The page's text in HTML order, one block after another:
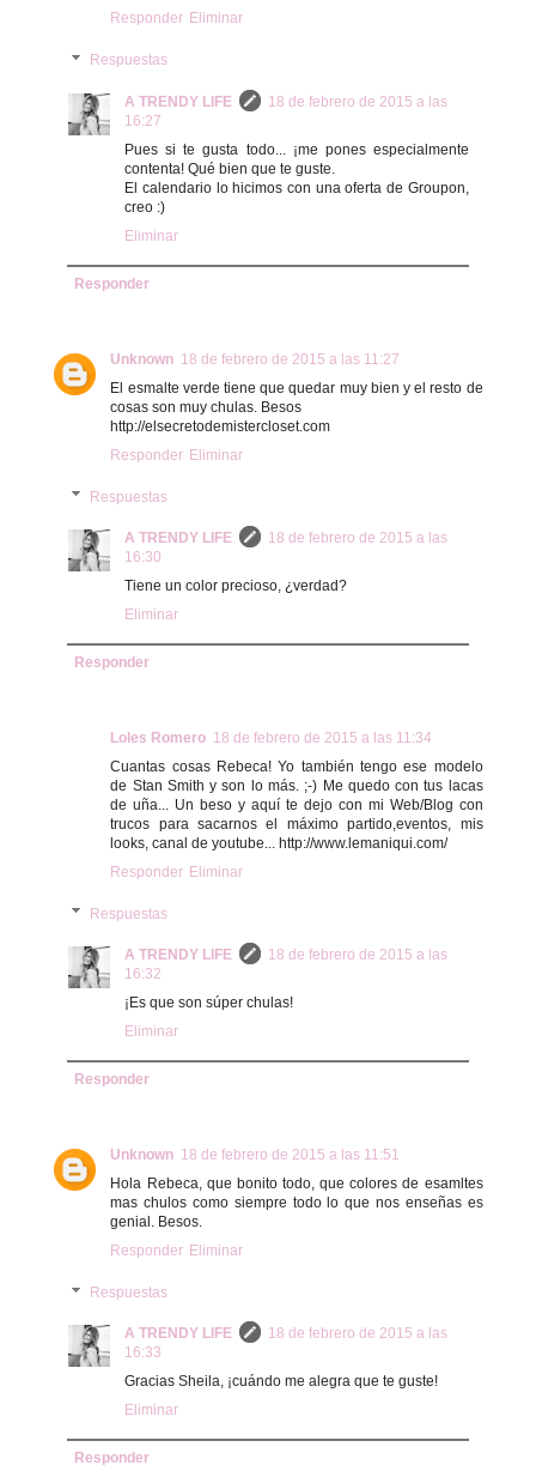
Responder Eliminar
Respuestas
A TRENDY LIFE
18 de febrero de 2015 a las
16:27
Pues si te gusta todo... ¡me pones especialmente
contenta! Qué bien que te guste.
El calendario lo hicimos con una oferta de Groupon,
creo :)
Eliminar
Responder
Unknown 18 de febrero de 2015 a las 11:27
El esmalte verde tiene que quedar muy bien y el resto de
cosas son muy chulas. Besos
http://elsecretodemistercloset.com
Responder Eliminar
Respuestas
A TRENDY LIFE
18 de febrero de 2015 a las
16:30
Tiene un color precioso, ¿verdad?
Eliminar
Responder
Loles Romero 18 de febrero de 2015 a las 11:34
Cuantas cosas Rebeca! Yo también tengo ese modelo
de Stan Smith y son lo más. ;-) Me quedo con tus lacas
de uña... Un beso y aquí te dejo con mi Web/Blog con
trucos para sacarnos el máximo partido,eventos, mis
looks, canal de youtube... http://www.lemaniqui.com/
Responder Eliminar
Respuestas
A TRENDY LIFE
18 de febrero de 2015 a las
16:32
¡Es que son súper chulas!
Eliminar
Responder
Unknown 18 de febrero de 2015 a las 11:51
Hola Rebeca, que bonito todo, que colores de esamltes
mas chulos como siempre todo lo que nos enseñas es
genial. Besos.
Responder Eliminar
Respuestas
A TRENDY LIFE
18 de febrero de 2015 a las
16:33
Gracias Sheila, ¡cuándo me alegra que te guste!
Eliminar
Responder